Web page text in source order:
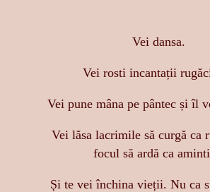
Vei dansa.
Vei rosti incantații
Vei pune mâna pe pântec și îl
Vei lăsa lacrimile să curgă ca
focul să ardă ca
Și te vei închina vieții. Nu ca